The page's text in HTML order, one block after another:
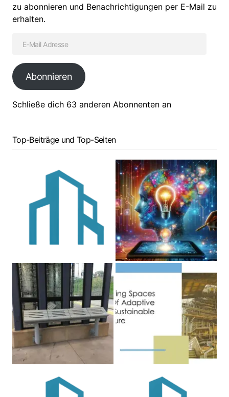
zu abonnieren und Benachrichtigungen per E-Mail zu
erhalten.
Abonnieren
Schließe dich 63 anderen Abonnenten an
Top-Beiträge und Top-Seiten